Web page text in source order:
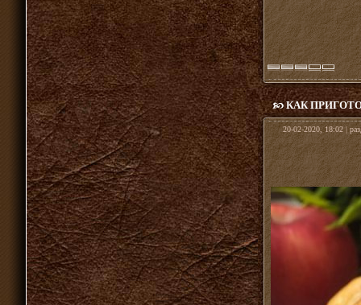
КАК
20-02-2020, 18:02 |